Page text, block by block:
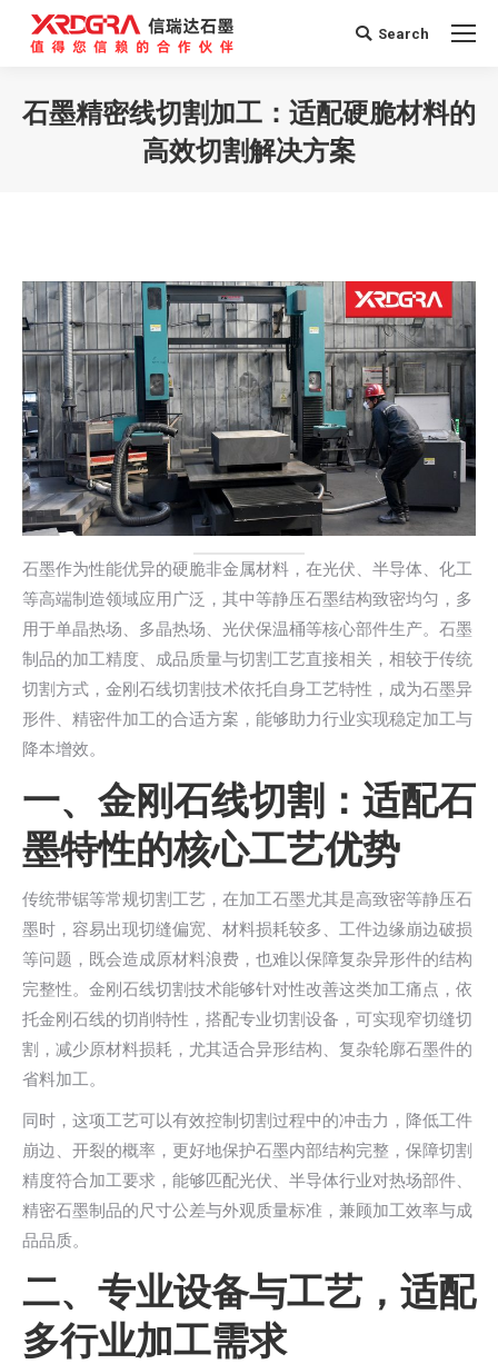
Search:
Search
石墨精密线切割加工：适配硬脆材料的
高效切割解决方案
石墨作为性能优异的硬脆非金属材料，在光伏、半导体、化工
等高端制造领域应用广泛，其中等静压石墨结构致密均匀，多
用于单晶热场、多晶热场、光伏保温桶等核心部件生产。石墨
制品的加工精度、成品质量与切割工艺直接相关，相较于传统
切割方式，金刚石线切割技术依托自身工艺特性，成为石墨异
形件、精密件加工的合适方案，能够助力行业实现稳定加工与
降本增效。
一、金刚石线切割：适配石
墨特性的核心工艺优势
传统带锯等常规切割工艺，在加工石墨尤其是高致密等静压石
墨时，容易出现切缝偏宽、材料损耗较多、工件边缘崩边破损
等问题，既会造成原材料浪费，也难以保障复杂异形件的结构
完整性。金刚石线切割技术能够针对性改善这类加工痛点，依
托金刚石线的切削特性，搭配专业切割设备，可实现窄切缝切
割，减少原材料损耗，尤其适合异形结构、复杂轮廓石墨件的
省料加工。
同时，这项工艺可以有效控制切割过程中的冲击力，降低工件
崩边、开裂的概率，更好地保护石墨内部结构完整，保障切割
精度符合加工要求，能够匹配光伏、半导体行业对热场部件、
精密石墨制品的尺寸公差与外观质量标准，兼顾加工效率与成
品品质。
二、专业设备与工艺，适配
多行业加工需求